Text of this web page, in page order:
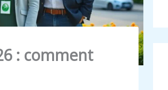
: comment